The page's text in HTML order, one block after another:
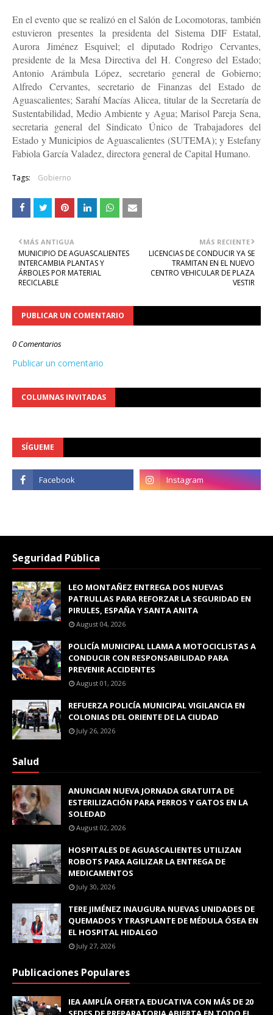
En el evento que se realizó en el Salón de Locomotoras, también
estuvieron presentes la presidenta del Sistema DIF Estatal,
Aurora Jiménez Esquivel; el diputado Rodrigo Cervantes,
presidente de la Mesa Directiva del H. Congreso del Estado;
Antonio Arámbula López, secretario general de Gobierno;
Alfredo Cervantes, secretario de Finanzas del Estado de
Aguascalientes; Sarahí Macías Alicea, titular de la Secretaría de
Sustentabilidad, Medio Ambiente y Agua; Marisol Pareja Sena,
secretaria general del Sindicato Único de Trabajadores del
Estado y Municipios de Aguascalientes (SUTEMA); y Estefany
Fabiola García Valadez, directora general de Capital Humano.
Tags: Gobierno
MÁS RECIENTE
LICENCIAS DE CONDUCIR YA SE
TRAMITAN EN EL NUEVO
CENTRO VEHICULAR DE PLAZA
VESTIR
MÁS ANTIGUA
MUNICIPIO DE AGUASCALIENTES
INTERCAMBIA PLANTAS Y
ÁRBOLES POR MATERIAL
RECICLABLE
PUBLICAR UN COMENTARIO
0 Comentarios
Publicar un comentario
COLUMNAS INVITADAS
SÍGUEME
Seguridad Pública
LEO MONTAÑEZ ENTREGA DOS NUEVAS
PATRULLAS PARA REFORZAR LA SEGURIDAD EN
PIRULES, ESPAÑA Y SANTA ANITA
August 04, 2026
POLICÍA MUNICIPAL LLAMA A MOTOCICLISTAS A
CONDUCIR CON RESPONSABILIDAD PARA
PREVENIR ACCIDENTES
August 01, 2026
REFUERZA POLICÍA MUNICIPAL VIGILANCIA EN
COLONIAS DEL ORIENTE DE LA CIUDAD
July 26, 2026
Salud
ANUNCIAN NUEVA JORNADA GRATUITA DE
ESTERILIZACIÓN PARA PERROS Y GATOS EN LA
SOLEDAD
August 02, 2026
HOSPITALES DE AGUASCALIENTES UTILIZAN
ROBOTS PARA AGILIZAR LA ENTREGA DE
MEDICAMENTOS
July 30, 2026
TERE JIMÉNEZ INAUGURA NUEVAS UNIDADES DE
QUEMADOS Y TRASPLANTE DE MÉDULA ÓSEA EN
EL HOSPITAL HIDALGO
July 27, 2026
Publicaciones Populares
IEA AMPLÍA OFERTA EDUCATIVA CON MÁS DE 20